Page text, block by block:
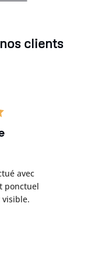
clients
avec
ponctuel